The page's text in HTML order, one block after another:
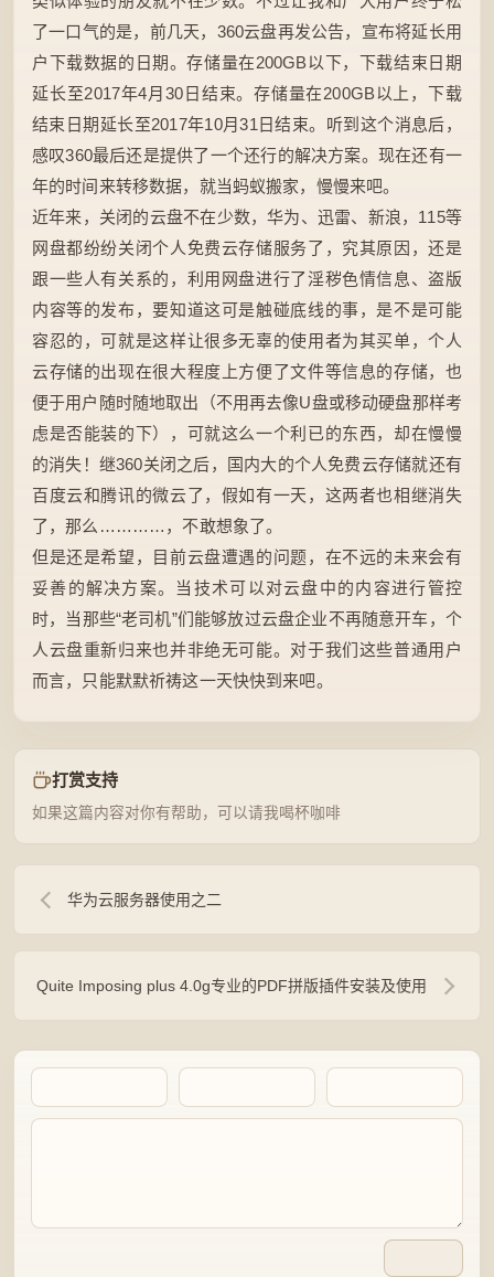
了一口气的是，前几天，360云盘再发公告，宣布将延长用
户下载数据的日期。存储量在200GB以下，下载结束日期
延长至2017年4月30日结束。存储量在200GB以上，下载
结束日期延长至2017年10月31日结束。听到这个消息后，
感叹360最后还是提供了一个还行的解决方案。现在还有一
年的时间来转移数据，就当蚂蚁搬家，慢慢来吧。
近年来，关闭的云盘不在少数，华为、迅雷、新浪，115等
网盘都纷纷关闭个人免费云存储服务了，究其原因，还是
跟一些人有关系的，利用网盘进行了淫秽色情信息、盗版
内容等的发布，要知道这可是触碰底线的事，是不是可能
容忍的，可就是这样让很多无辜的使用者为其买单，个人
云存储的出现在很大程度上方便了文件等信息的存储，也
便于用户随时随地取出（不用再去像U盘或移动硬盘那样考
虑是否能装的下），可就这么一个利已的东西，却在慢慢
的消失！继360关闭之后，国内大的个人免费云存储就还有
百度云和腾讯的微云了，假如有一天，这两者也相继消失
了，那么…………，不敢想象了。
但是还是希望，目前云盘遭遇的问题，在不远的未来会有
妥善的解决方案。当技术可以对云盘中的内容进行管控
时，当那些“老司机”们能够放过云盘企业不再随意开车，个
人云盘重新归来也并非绝无可能。对于我们这些普通用户
而言，只能默默祈祷这一天快快到来吧。
打赏支持
如果这篇内容对你有帮助，可以请我喝杯咖啡
华为云服务器使用之二
Quite Imposing plus 4.0g专业的PDF拼版插件安装及使用